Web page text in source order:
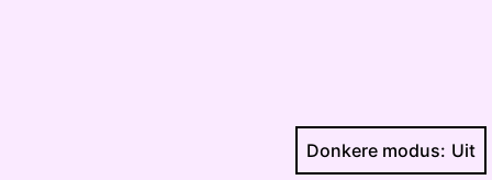
Donkere modus: